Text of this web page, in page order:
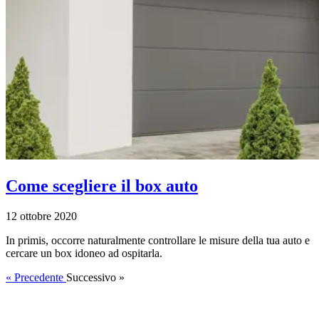
Come scegliere il box auto
12 ottobre 2020
In primis, occorre naturalmente controllare le misure della tua auto e
cercare un box idoneo ad ospitarla.
« Precedente Successivo »